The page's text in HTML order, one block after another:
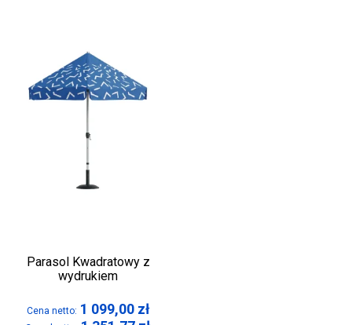
Parasol Kwadratowy z
wydrukiem
Cena netto: 1 099,00 zł